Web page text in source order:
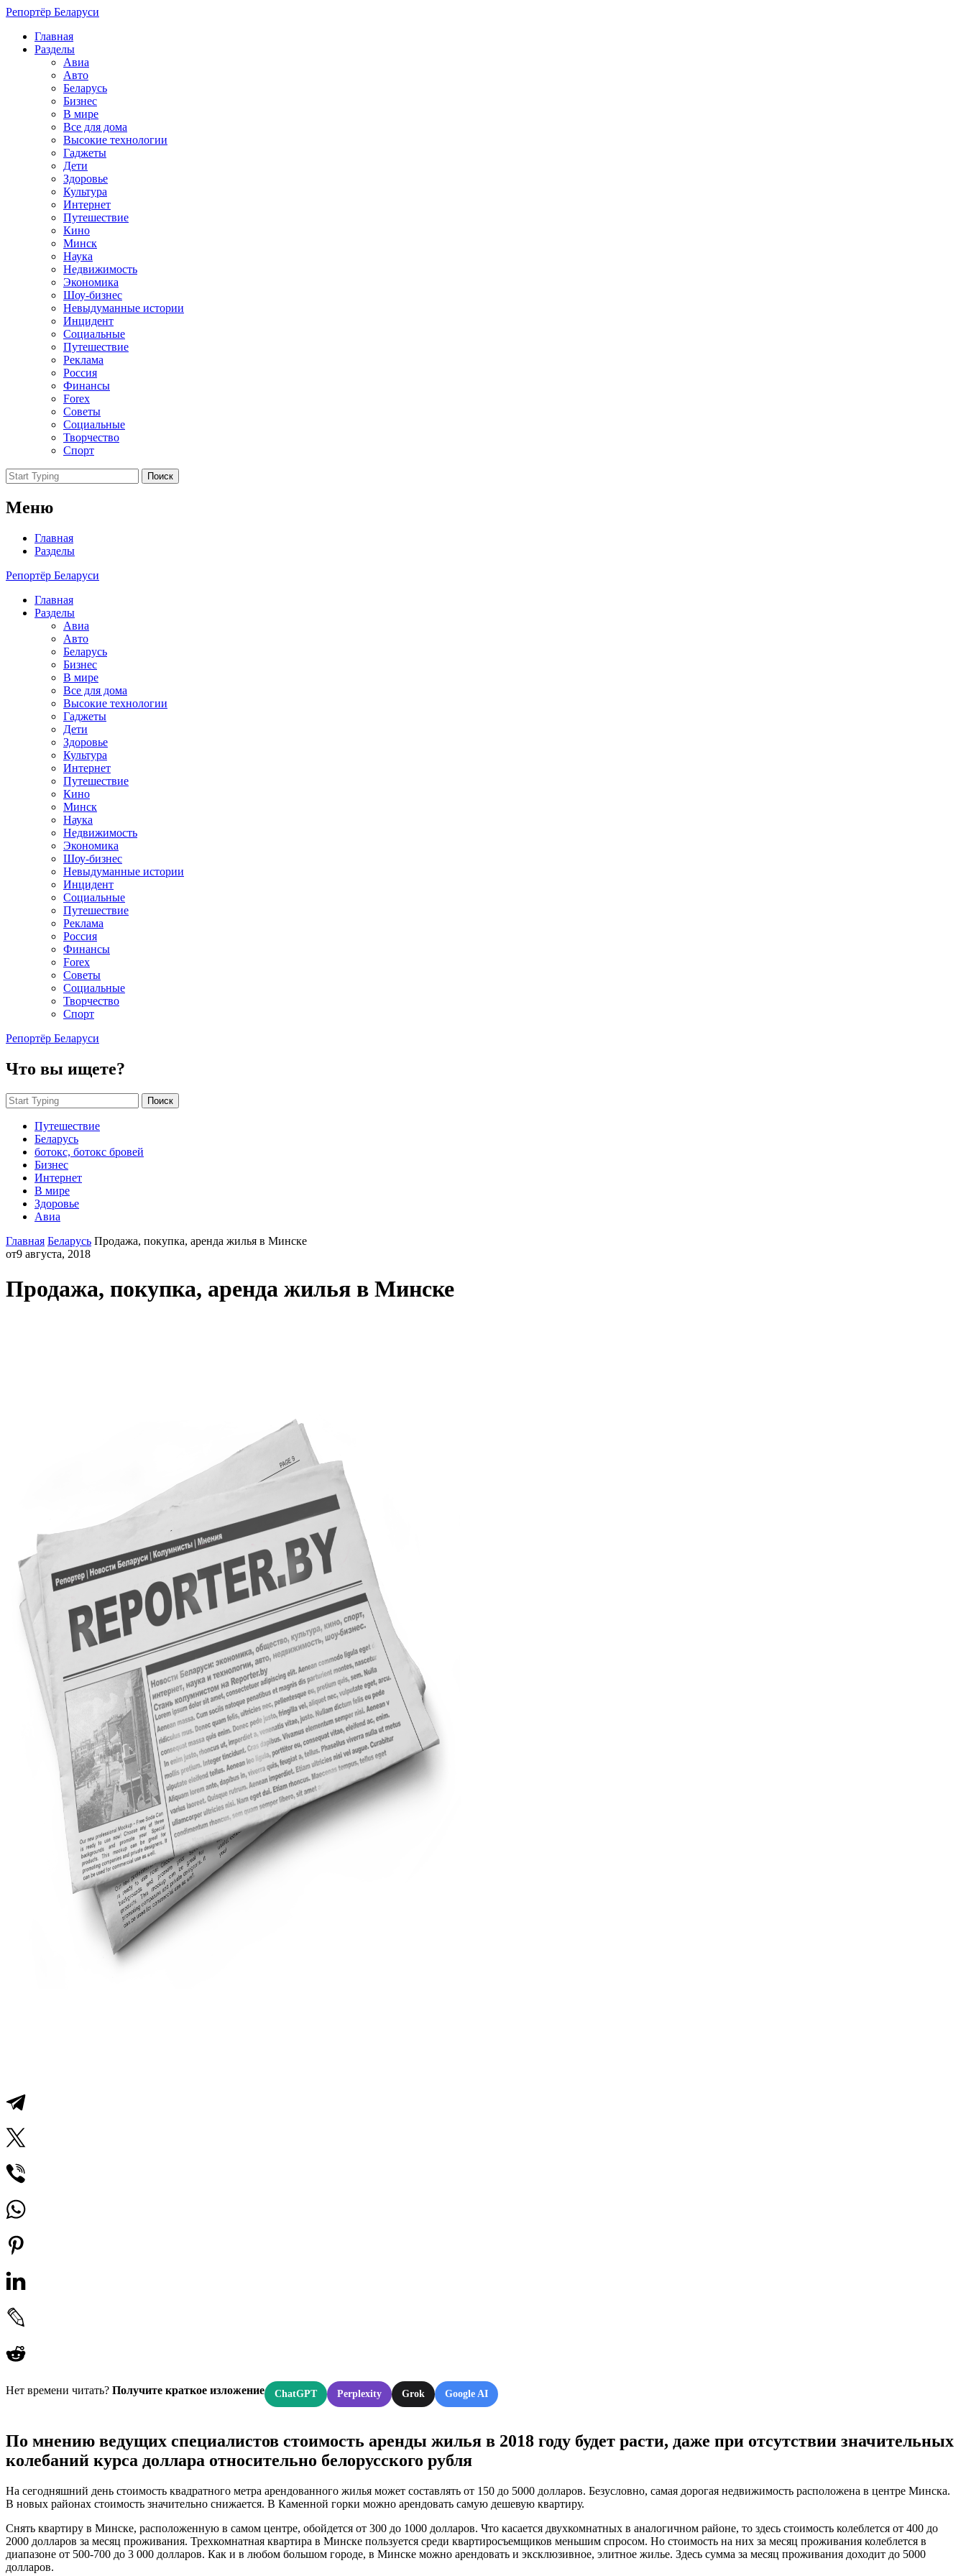
Репортёр Беларуси
Главная
Разделы
Авиа
Авто
Беларусь
Бизнес
В мире
Все для дома
Высокие технологии
Гаджеты
Дети
Здоровье
Культура
Интернет
Путешествие
Кино
Минск
Наука
Недвижимость
Экономика
Шоу-бизнес
Невыдуманные истории
Инцидент
Социальные
Путешествие
Реклама
Россия
Финансы
Forex
Советы
Социальные
Творчество
Спорт
Поиск
Меню
Главная
Разделы
Репортёр Беларуси
Главная
Разделы
Авиа
Авто
Беларусь
Бизнес
В мире
Все для дома
Высокие технологии
Гаджеты
Дети
Здоровье
Культура
Интернет
Путешествие
Кино
Минск
Наука
Недвижимость
Экономика
Шоу-бизнес
Невыдуманные истории
Инцидент
Социальные
Путешествие
Реклама
Россия
Финансы
Forex
Советы
Социальные
Творчество
Спорт
Репортёр Беларуси
Что вы ищете?
Поиск
Путешествие
Беларусь
ботокс, ботокс бровей
Бизнес
Интернет
В мире
Здоровье
Авиа
Главная Беларусь Продажа, покупка, аренда жилья в Минске
от9 августа, 2018
Продажа, покупка, аренда жилья в Минске
Нет времени читать? Получите краткое изложение ChatGPT Perplexity Grok Google AI
По мнению ведущих специалистов стоимость аренды жилья в 2018 году будет расти, даже при отсутствии значительных
колебаний курса доллара относительно белорусского рубля
На сегодняшний день стоимость квадратного метра арендованного жилья может составлять от 150 до 5000 долларов. Безусловно, самая дорогая недвижимость расположена в центре Минска.
В новых районах стоимость значительно снижается. В Каменной горки можно арендовать самую дешевую квартиру.
Снять квартиру в Минске, расположенную в самом центре, обойдется от 300 до 1000 долларов. Что касается двухкомнатных в аналогичном районе, то здесь стоимость колеблется от 400 до
2000 долларов за месяц проживания. Трехкомнатная квартира в Минске пользуется среди квартиросъемщиков меньшим спросом. Но стоимость на них за месяц проживания колеблется в
диапазоне от 500-700 до 3 000 долларов. Как и в любом большом городе, в Минске можно арендовать и эксклюзивное, элитное жилье. Здесь сумма за месяц проживания доходит до 5000
долларов.